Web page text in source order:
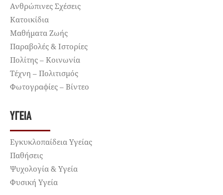
Ανθρώπινες Σχέσεις
Κατοικίδια
Μαθήματα Ζωής
Παραβολές & Ιστορίες
Πολίτης – Κοινωνία
Τέχνη – Πολιτισμός
Φωτογραφίες – Βίντεο
ΥΓΕΊΑ
Εγκυκλοπαίδεια Υγείας
Παθήσεις
Ψυχολογία & Υγεία
Φυσική Υγεία